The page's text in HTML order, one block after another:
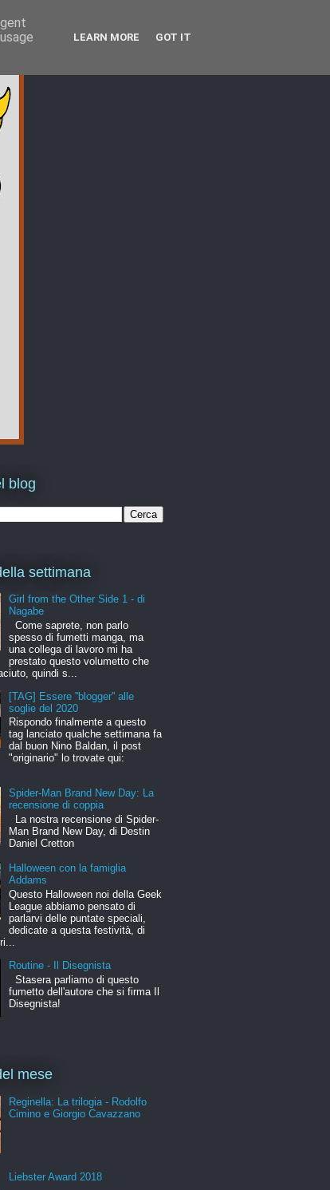
blog
settimana
Girl from the Other Side 1 - di
Nagabe
Come saprete, non parlo
spesso di fumetti manga, ma
una collega di lavoro mi ha
prestato questo volumetto che
quindi s...
[TAG] Essere ''blogger'' alle
soglie del 2020
Rispondo finalmente a questo
tag lanciato qualche settimana fa
dal buon Nino Baldan, il post
"originario" lo trovate qui:
Spider-Man Brand New Day: La
recensione di coppia
La nostra recensione di Spider-
Man Brand New Day, di Destin
Daniel Cretton
Halloween con la famiglia
Addams
Questo Halloween noi della Geek
League abbiamo pensato di
parlarvi delle puntate speciali,
dedicate a questa festività, di
Routine - Il Disegnista
Stasera parliamo di questo
fumetto dell'autore che si firma Il
Disegnista!
mese
Reginella: La trilogia - Rodolfo
Cimino e Giorgio Cavazzano
Liebster Award 2018
LEARN MORE GOT IT